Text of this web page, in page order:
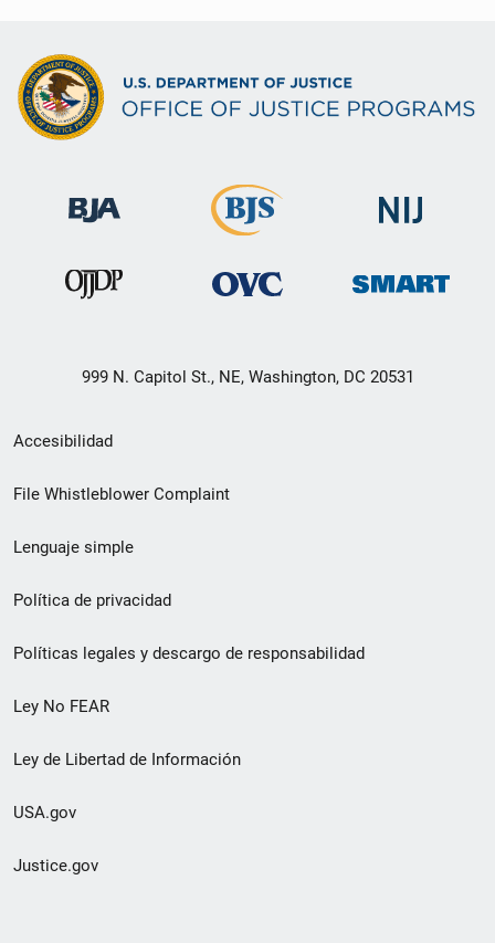
999 N. Capitol St., NE, Washington, DC 20531
Menú
de
de
pie
de
página
Accesibilidad
File Whistleblower Complaint
Lenguaje simple
Política de privacidad
Políticas legales y descargo de responsabilidad
Ley No FEAR
Ley de Libertad de Información
USA.gov
Justice.gov